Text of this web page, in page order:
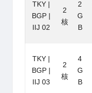
TKY |
BGP |
IIJ 02
2
核
2
G
B
TKY |
BGP |
IIJ 03
2
核
4
G
B